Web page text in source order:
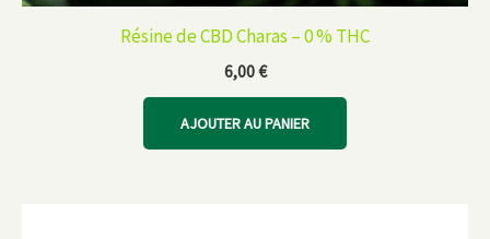
Résine de CBD Charas – 0 % THC
6,00€
AJOUTER AU PANIER